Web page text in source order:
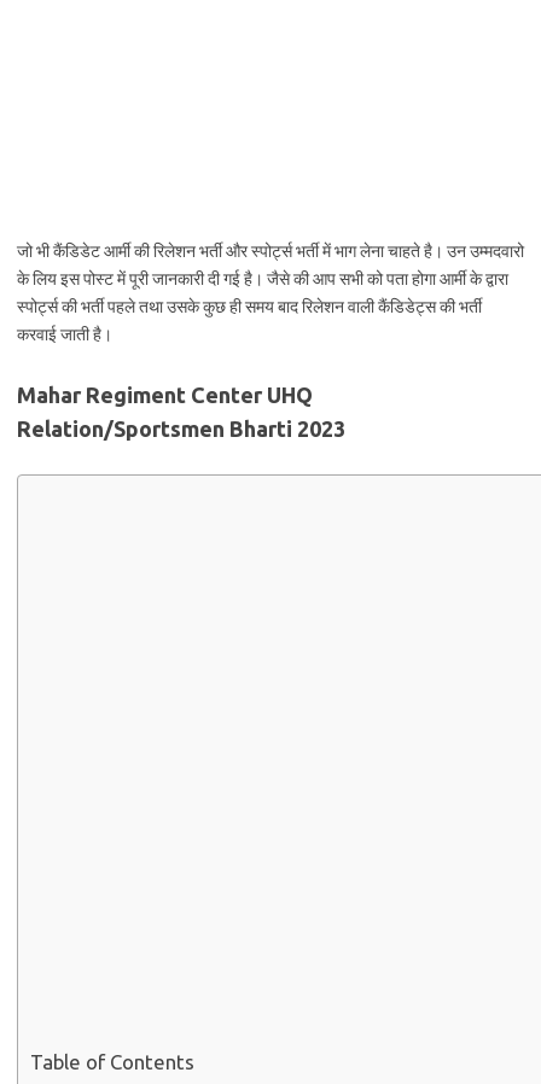
जो भी कैंडिडेट आर्मी की रिलेशन भर्ती और स्पोर्ट्स भर्ती में भाग लेना चाहते है। उन उम्मदवारो
के लिय इस पोस्ट में पूरी जानकारी दी गई है। जैसे की आप सभी को पता होगा आर्मी के द्वारा
स्पोर्ट्स की भर्ती पहले तथा उसके कुछ ही समय बाद रिलेशन वाली कैंडिडेट्स की भर्ती
करवाई जाती है।
Mahar Regiment Center UHQ
Relation/Sportsmen Bharti 2023
Table of Contents